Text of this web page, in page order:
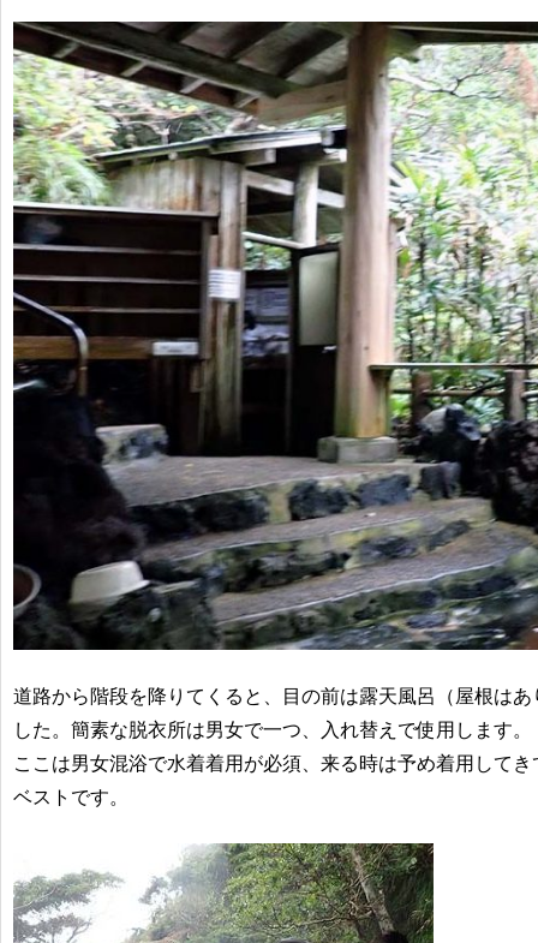
道路から階段を降りてくると、目の前は露天風呂（屋根は
した。簡素な脱衣所は男女で一つ、入れ替えで使用します。
ここは男女混浴で水着着用が必須、来る時は予め着用して
ベストです。